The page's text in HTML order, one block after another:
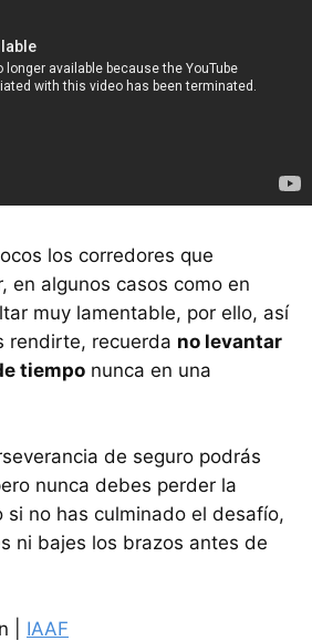
los corredores que
en algunos casos como en
muy lamentable, por ello, así
rendirte, recuerda no levantar
tiempo nunca en una
de seguro podrás
nunca debes perder la
si no has culminado el desafío,
ni bajes los brazos antes de
| IAAF